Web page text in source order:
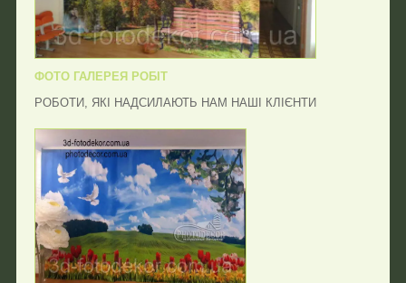
ФОТО ГАЛЕРЕЯ РОБІТ
РОБОТИ, ЯКІ НАДСИЛАЮТЬ НАМ НАШІ КЛІЄНТИ